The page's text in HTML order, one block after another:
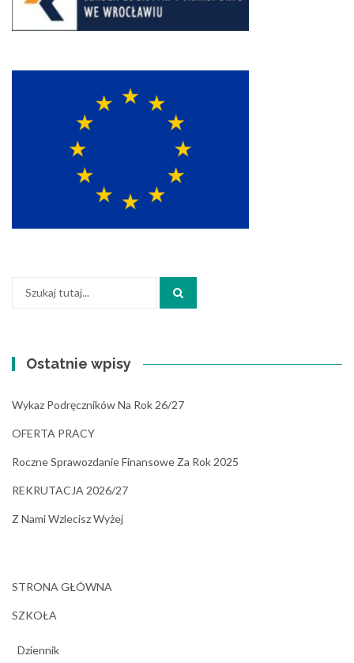
Ostatnie wpisy
Wykaz Podręczników Na Rok 26/27
OFERTA PRACY
Roczne Sprawozdanie Finansowe Za Rok 2025
REKRUTACJA 2026/27
Z Nami Wzlecisz Wyżej
STRONA GŁÓWNA
SZKOŁA
Dziennik